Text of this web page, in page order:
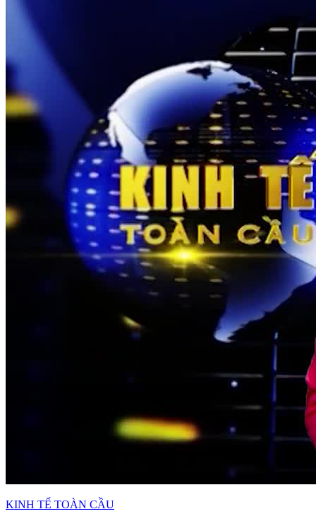
KINH TẾ TOÀN CẦU